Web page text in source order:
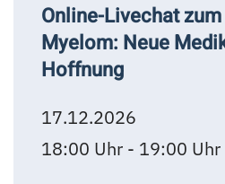
Online-Livechat
Myelom: Neue
Hoffnung
17.12.2026
18:00 Uhr - 19:00 Uhr